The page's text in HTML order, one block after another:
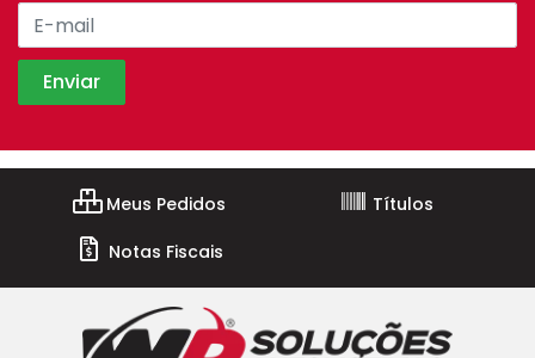
Meus Pedidos
Títulos
Notas Fiscais